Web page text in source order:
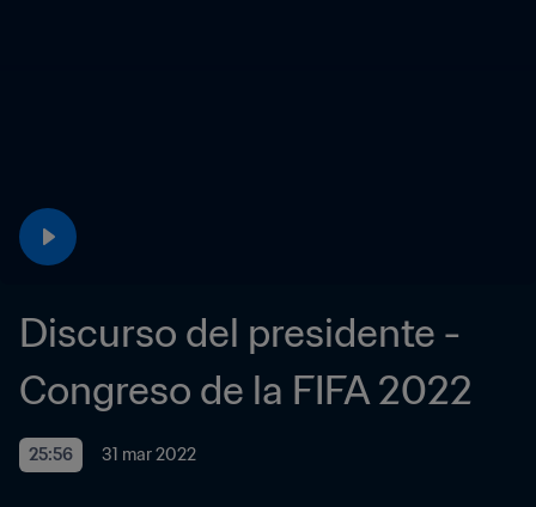
Discurso del presidente -
Congreso de la FIFA 2022
25:56 31 mar 2022